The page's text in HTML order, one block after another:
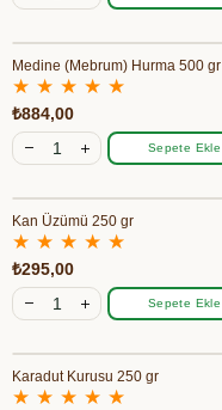
Medine (Mebrum) Hurma 500 gr
★ ★ ★ ★ ★
₺884,00
Sepete Ekle
Kan Üzümü 250 gr
★ ★ ★ ★ ★
₺295,00
Sepete Ekle
Karadut Kurusu 250 gr
★ ★ ★ ★ ★